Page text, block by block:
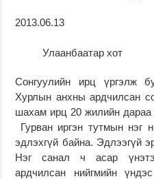
Улаанбаатар хот
Сонгуулийн ирц үргэлж
Хурлын анхны ардчилсан
шахам ирц 20 жилийн дараа
Гурван иргэн тутмын нэг
эдлэхгүй байна. Эдлээгүй
Нэг санал ч асар
ардчилсан нийгмийн